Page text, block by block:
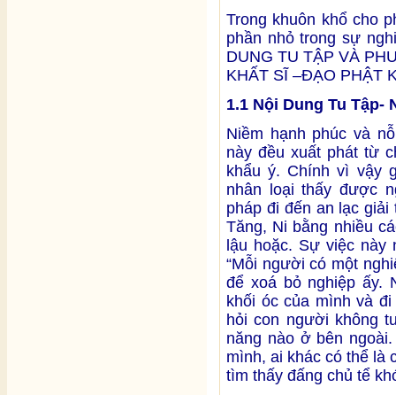
Trong khuôn khổ cho
phần nhỏ trong sự
DUNG TU TẬP VÀ
KHẤT SĨ –ĐẠO PHẬT
1.1 Nội Dung Tu Tập-
Niềm hạnh phúc và
này đều xuất phát từ
khẩu ý. Chính vì vậy
nhân loại thấy được
pháp đi đến an lạc
Tăng, Ni bằng nhiều
lậu hoặc. Sự việc này
“Mỗi người có một
để xoá bỏ nghiệp ấy.
khối óc của mình và
hỏi con người không
năng nào ở bên
mình, ai khác có thể là
tìm thấy đấng chủ tể